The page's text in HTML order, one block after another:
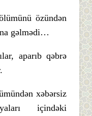
özündən
gəlmədi…
aparıb qəbrə
xəbərsiz
içindəki